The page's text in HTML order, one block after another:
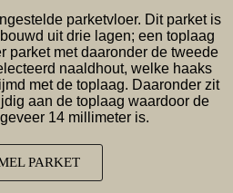
parketvloer. Dit parket is
uit drie lagen; een toplaag
parket met daaronder de tweede
naaldhout, welke haaks
met de toplaag. Daaronder zit
aan de toplaag waardoor de
14 millimeter is.
PARKET